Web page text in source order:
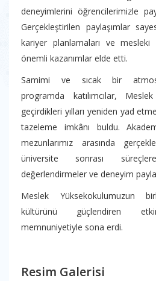
deneyimlerini öğrencilerimizle
Gerçekleştirilen paylaşımlar
kariyer planlamaları ve mesleki
önemli kazanımlar elde etti.
Samimi ve sıcak bir
programda katılımcılar,
geçirdikleri yılları yeniden yad
tazeleme imkânı buldu.
mezunlarımız arasında
üniversite sonrası
değerlendirmeler ve deneyim
Meslek Yüksekokulumuzun
kültürünü güçlendiren
memnuniyetiyle sona erdi.
Resim Galerisi